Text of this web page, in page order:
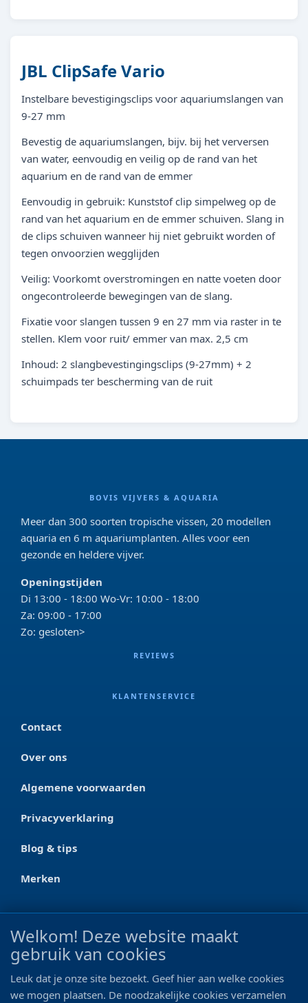
JBL ClipSafe Vario
Instelbare bevestigingsclips voor aquariumslangen van
9-27 mm
Bevestig de aquariumslangen, bijv. bij het verversen
van water, eenvoudig en veilig op de rand van het
aquarium en de rand van de emmer
Eenvoudig in gebruik: Kunststof clip simpelweg op de
rand van het aquarium en de emmer schuiven. Slang in
de clips schuiven wanneer hij niet gebruikt worden of
tegen onvoorzien wegglijden
Veilig: Voorkomt overstromingen en natte voeten door
ongecontroleerde bewegingen van de slang.
Fixatie voor slangen tussen 9 en 27 mm via raster in te
stellen. Klem voor ruit/ emmer van max. 2,5 cm
Inhoud: 2 slangbevestingingsclips (9-27mm) + 2
schuimpads ter bescherming van de ruit
BOVIS VIJVERS & AQUARIA
Meer dan 300 soorten tropische vissen, 20 modellen
aquaria en 6 m aquariumplanten. Alles voor een
gezonde en heldere vijver.
Openingstijden
Di 13:00 - 18:00 Wo-Vr: 10:00 - 18:00
Za: 09:00 - 17:00
Zo: gesloten>
REVIEWS
KLANTENSERVICE
Contact
Over ons
Algemene voorwaarden
Privacyverklaring
Blog & tips
Merken
Ootmarsumseweg 125a
7665 RW Albergen
0546 - 622 990
Welkom! Deze website maakt
gebruik van cookies
Leuk dat je onze site bezoekt. Geef hier aan welke cookies
we mogen plaatsen. De noodzakelijke cookies verzamelen